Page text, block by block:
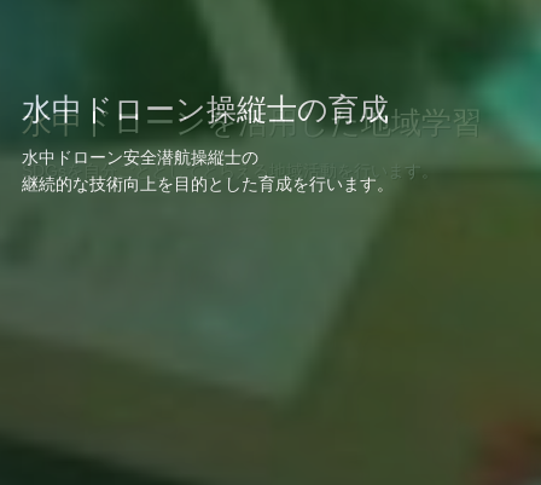
ダイビングや水中ドローンで水底清
掃
水底に沈むゴミの回収を通じ環境問題に取り組みます。
水中ドローンを活用した地域学習
SDGsを自分ごととしてとらえる地域活動を行います。
水中ドローン操縦士の育成
水中ドローン安全潜航操縦士の
継続的な技術向上を目的とした育成を行います。